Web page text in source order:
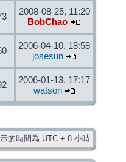
2008-08-25, 11:20
BobChao
2006-04-10, 18:58
josesun
2006-01-13, 17:17
watson
的時間為 UTC + 8 小時